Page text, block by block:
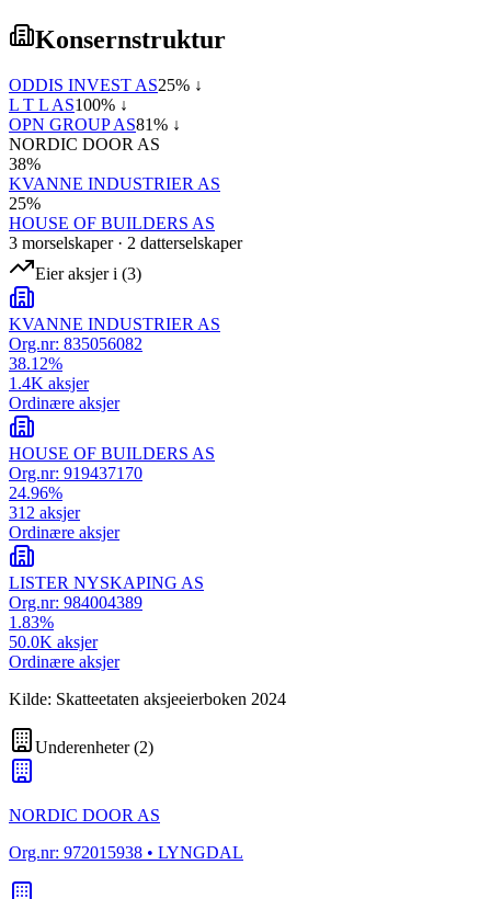
Konsernstruktur
ODDIS INVEST AS25% ↓
L T L AS100% ↓
OPN GROUP AS81% ↓
NORDIC DOOR AS
38%
KVANNE INDUSTRIER AS
25%
HOUSE OF BUILDERS AS
3 morselskaper· 2 datterselskaper
Eier aksjer i (3)
KVANNE INDUSTRIER AS
Org.nr: 835056082
38.12%
1.4K aksjer
Ordinære aksjer
HOUSE OF BUILDERS AS
Org.nr: 919437170
24.96%
312 aksjer
Ordinære aksjer
LISTER NYSKAPING AS
Org.nr: 984004389
1.83%
50.0K aksjer
Ordinære aksjer
Kilde: Skatteetaten aksjeeierboken 2024
Underenheter(2)
NORDIC DOOR AS
Org.nr: 972015938 • LYNGDAL